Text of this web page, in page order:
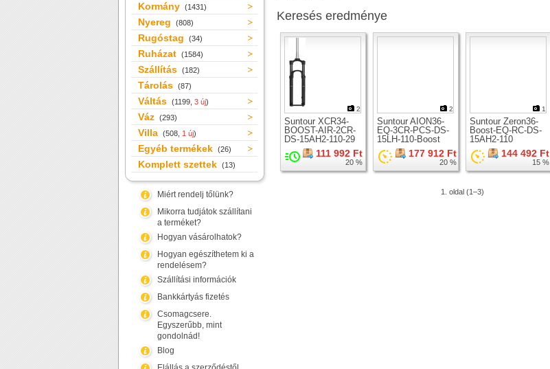
Kormány (1431)
Nyereg (808)
Rugóstag (34)
Ruházat (1584)
Szállítás (182)
Tárolás (87)
Váltás (1199, 3 új)
Váz (293)
Villa (508, 1 új)
Egyéb termékek (26)
Komplett szettek (13)
Miért rendelj tőlünk?
Mikorra tudjátok szállítani
a terméket?
Hogyan vásárolhatok?
Hogyan egészíthetem ki a
rendelésem?
Szállítási információk
Bankkártyás fizetés
Csomagcsere.
Egyszerűbb, mint
gondolnád!
Blog
Keresés eredménye
2
Suntour XCR34-
BOOST-AIR-2CR-
DS-15AH2-110-29
teleszkóp 29er
kerékhez111 992 Ft
20 %
2
Suntour AION36-
EQ-3CR-PCS-DS-
15LH-110-Boost
teleszkóp 29er
kerékhez177 912 Ft
20 %
1
Suntour Zeron36-
Boost-EQ-RC-DS-
15AH2-110
teleszkóp 29er
kerékhez144 492 Ft
15 %
1. oldal (1–3)